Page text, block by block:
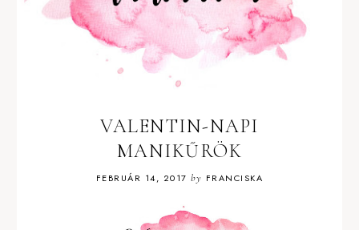
VALENTIN-NAPI
MANIKŰRÖK
FEBRUÁR 14, 2017 by FRANCISKA